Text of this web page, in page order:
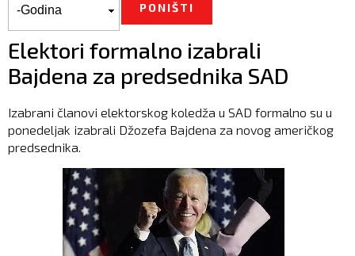
Elektori formalno izabrali
Bajdena za predsednika SAD
Izabrani članovi elektorskog koledža u SAD formalno su u
ponedeljak izabrali Džozefa Bajdena za novog američkog
predsednika.